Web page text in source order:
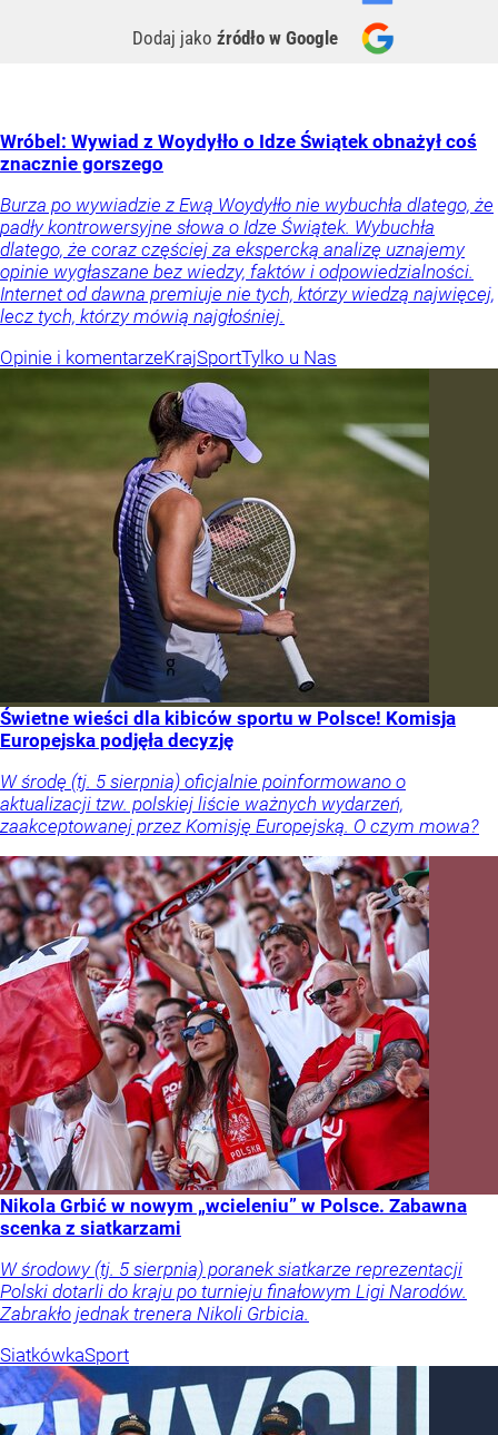
Dodaj jako źródło w Google
Wróbel: Wywiad z Woydyłło o Idze Świątek obnażył coś
znacznie gorszego
Burza po wywiadzie z Ewą Woydyłło nie wybuchła dlatego, że
padły kontrowersyjne słowa o Idze Świątek. Wybuchła
dlatego, że coraz częściej za ekspercką analizę uznajemy
opinie wygłaszane bez wiedzy, faktów i odpowiedzialności.
Internet od dawna premiuje nie tych, którzy wiedzą najwięcej,
lecz tych, którzy mówią najgłośniej.
Opinie i komentarzeKrajSportTylko u Nas
Świetne wieści dla kibiców sportu w Polsce! Komisja
Europejska podjęła decyzję
W środę (tj. 5 sierpnia) oficjalnie poinformowano o
aktualizacji tzw. polskiej liście ważnych wydarzeń,
zaakceptowanej przez Komisję Europejską. O czym mowa?
Nikola Grbić w nowym „wcieleniu” w Polsce. Zabawna
scenka z siatkarzami
W środowy (tj. 5 sierpnia) poranek siatkarze reprezentacji
Polski dotarli do kraju po turnieju finałowym Ligi Narodów.
Zabrakło jednak trenera Nikoli Grbicia.
SiatkówkaSport